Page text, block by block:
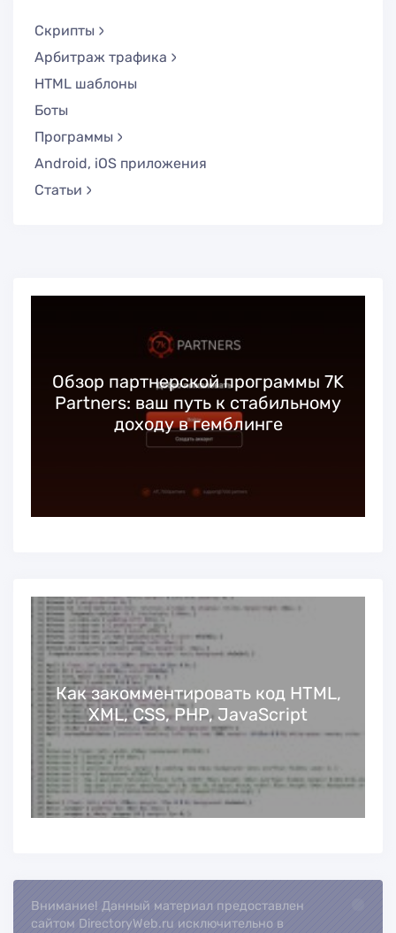
Скрипты
Арбитраж трафика
HTML шаблоны
Боты
Программы
Android, iOS приложения
Статьи
Обзор партнерской программы 7K
Partners: ваш путь к стабильному
доходу в гемблинге
Как закомментировать код HTML,
XML, CSS, PHP, JavaScript
Внимание! Данный материал предоставлен
сайтом DirectoryWeb.ru исключительно в